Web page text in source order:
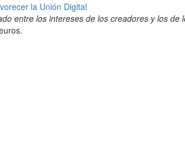
la Unión Digital
entre los intereses de los creadores y los de